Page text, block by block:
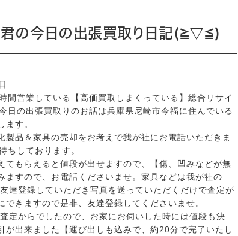
君の今日の出張買取り日記(≧▽≦)
間営業している【高価買取しまくっている】総合リサイ
日の出張買取りのお話は兵庫県尼崎市今福に住んでいる
す。
品＆家具の売却をお考えで我が社にお電話いただきま
ちしております。
てもらえると値段が出せますので、【傷、凹みなどが無
ますので、お電話くださいませ。家具などは我が社の
達登録していただき写真を送っていただくだけで査定が
きますので是非、友達登録してくださいませ。
定からでしたので、お家にお伺いした時には値段も決
が出来ました【運び出しも込みで、約20分で完了いたし